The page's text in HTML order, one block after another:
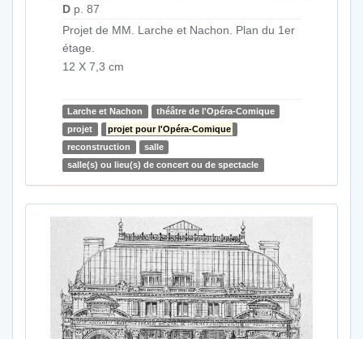
D p. 87
Projet de MM. Larche et Nachon. Plan du 1er
étage.
12 X 7,3 cm
Larche et Nachon
théâtre de l'Opéra-Comique
projet
projet pour l'Opéra-Comique
reconstruction
salle
salle(s) ou lieu(s) de concert ou de spectacle